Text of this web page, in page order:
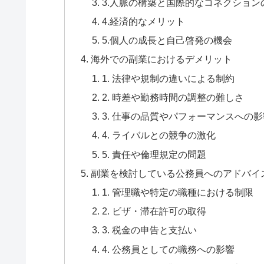
3.人脈の構築と国際的なコネクション
4.経済的なメリット
5.個人の成長と自己啓発の機会
海外での副業におけるデメリット
1. 法律や規制の違いによる制約
2. 時差や勤務時間の調整の難しさ
3. 仕事の品質やパフォーマンスへの
4. ライバルとの競争の激化
5. 責任や倫理規定の問題
副業を検討している公務員へのアドバイ
1. 管理職や特定の職種における制限
2. ビザ・滞在許可の取得
3. 税金の申告と支払い
4. 公務員としての職務への影響